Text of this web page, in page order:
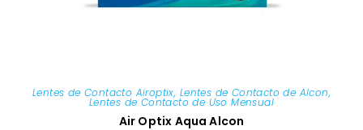
Lentes de Contacto Airoptix, Lentes de Contacto de Alcon,
Lentes de Contacto de Uso Mensual
Air Optix Aqua Alcon